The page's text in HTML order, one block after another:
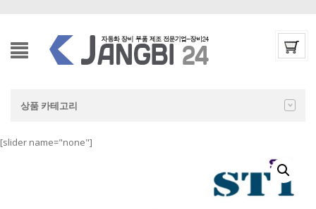
상품 카테고리
[slider name="none"]